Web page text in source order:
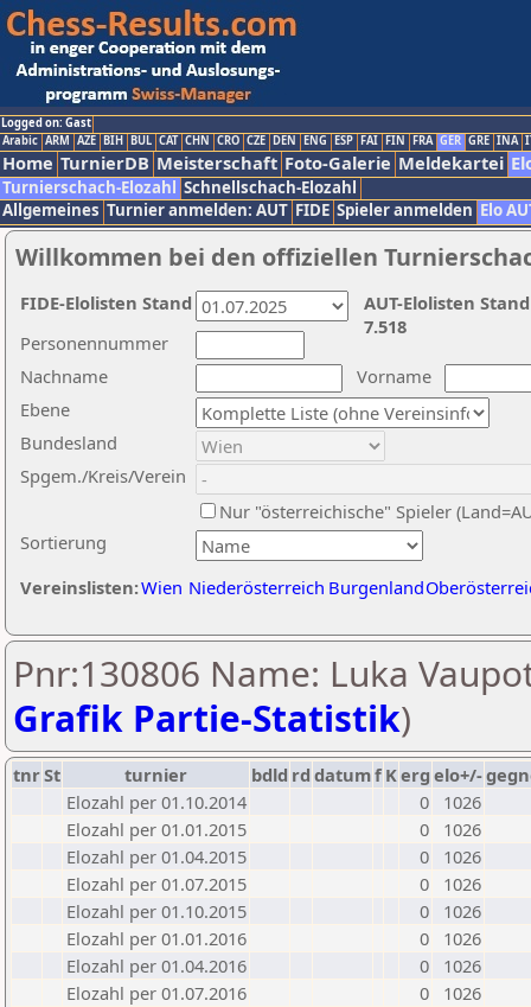
Logged on: Gast
Arabic ARM AZE BIH BUL CAT CHN CRO CZE DEN ENG ESP FAI FIN FRA GER GRE INA
Home TurnierDB Meisterschaft Foto-Galerie Meldekartei
Turnierschach-Elozahl Schnellschach-Elozahl
Allgemeines Turnier anmelden: AUT FIDE Spieler anmelden Elo
Willkommen bei den offiziellen
Nachname
Vorname
Ebene
Sortierung
Personennummer
Bundesland
Spgem./Kreis/Verein
Nur "österreichische" Spieler
Vereinslisten:Wien Niederösterreich Burgenland
AUT-Elolisten
7.518
FIDE-Elolisten Stand
Pnr:130806 Name: Luka
Grafik Partie-Statistik)
tnrSt turnier bdld rd datumf Kerg elo+/-
Elozahl per 01.10.2014
0
1026
Elozahl per 01.01.2015
0
1026
Elozahl per 01.04.2015
0
1026
Elozahl per 01.07.2015
0
1026
Elozahl per 01.10.2015
0
1026
Elozahl per 01.01.2016
0
1026
Elozahl per 01.04.2016
0
1026
Elozahl per 01.07.2016
0
1026